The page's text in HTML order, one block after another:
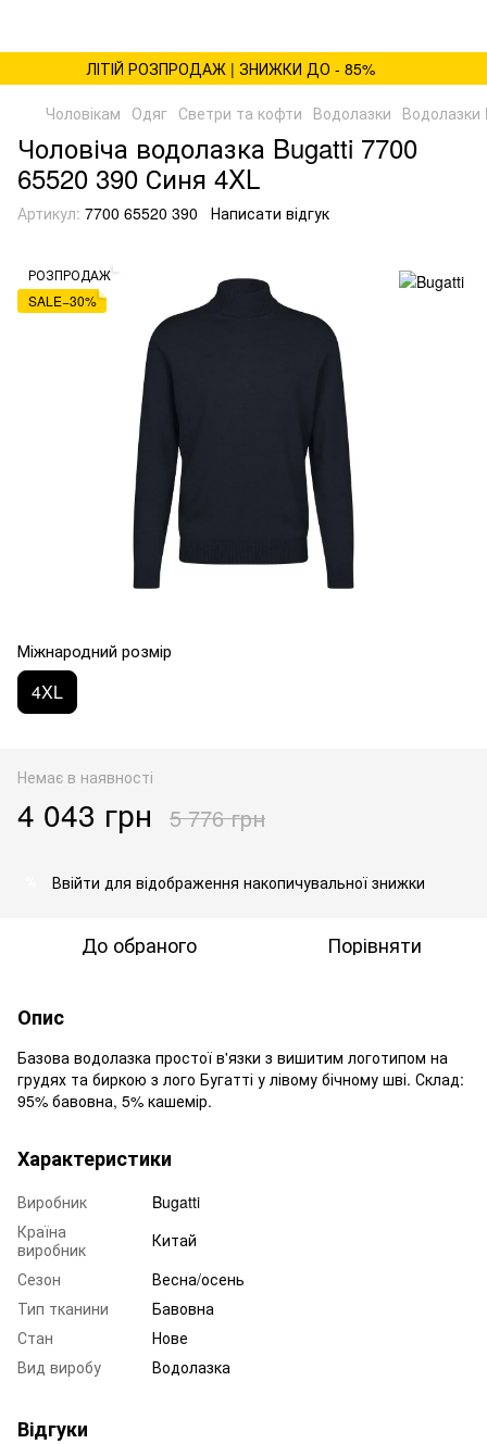
ЛІТІЙ РОЗПРОДАЖ | ЗНИЖКИ ДО - 85%
Чоловікам Одяг Светри та кофти Водолазки Водолазки
Чоловіча водолазка Bugatti 7700
65520 390 Синя 4XL
Артикул: 7700 65520 390 Написати відгук
РОЗПРОДАЖ
SALE−30%
Міжнародний розмір
4XL
Немає в наявності
4 043 грн 5 776 грн
Ввійти для відображення накопичувальної знижки
До обраного Порівняти
Опис
Базова водолазка простої в'язки з вишитим логотипом на
грудях та биркою з лого Бугатті у лівому бічному шві. Склад:
95% бавовна, 5% кашемір.
Характеристики
Виробник
Bugatti
Країна
виробник
Китай
Сезон
Весна/осень
Тип тканини
Бавовна
Стан
Нове
Вид виробу
Водолазка
Відгуки